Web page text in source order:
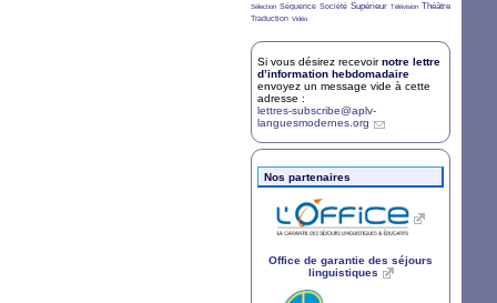
Sélection
3/36 Séquence
7/36 Société
4/36 Supérieur
8/36 Télévision
2/36 Théâtre
9/36
Traduction
7/36 Vidéo
2/36
Si vous désirez recevoirnotre lettre
d’information hebdomadaire
envoyez un message vide à cette
adresse :
lettres-subscribe@aplv-
languesmodernes.org
Nos partenaires
Office de garantie des séjours
linguistiques